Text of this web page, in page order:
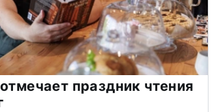
праздник чтения